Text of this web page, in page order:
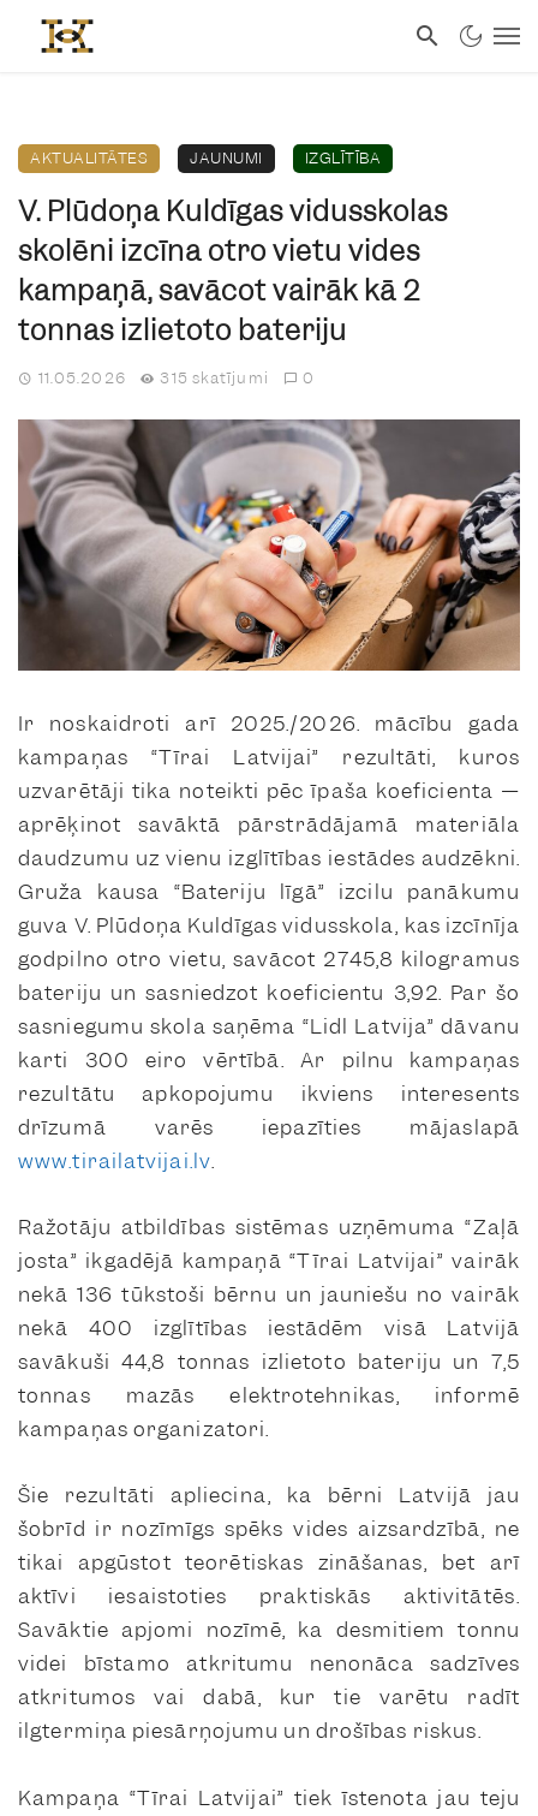
AKTUALITĀTES JAUNUMI IZGLĪTĪBA
V. Plūdoņa Kuldīgas vidusskolas
skolēni izcīna otro vietu vides
kampaņā, savācot vairāk kā 2
tonnas izlietoto bateriju
11.05.2026 315 skatījumi 0
Ir noskaidroti arī 2025./2026. mācību gada
kampaņas “Tīrai Latvijai” rezultāti, kuros
uzvarētāji tika noteikti pēc īpaša koeficienta —
aprēķinot savāktā pārstrādājamā materiāla
daudzumu uz vienu izglītības iestādes audzēkni.
Gruža kausa “Bateriju līgā” izcilu panākumu
guva V. Plūdoņa Kuldīgas vidusskola, kas izcīnīja
godpilno otro vietu, savācot 2745,8 kilogramus
bateriju un sasniedzot koeficientu 3,92. Par šo
sasniegumu skola saņēma “Lidl Latvija” dāvanu
karti 300 eiro vērtībā. Ar pilnu kampaņas
rezultātu apkopojumu ikviens interesents
drīzumā varēs iepazīties mājaslapā
www.tirailatvijai.lv.
Ražotāju atbildības sistēmas uzņēmuma “Zaļā
josta” ikgadējā kampaņā “Tīrai Latvijai” vairāk
nekā 136 tūkstoši bērnu un jauniešu no vairāk
nekā 400 izglītības iestādēm visā Latvijā
savākuši 44,8 tonnas izlietoto bateriju un 7,5
tonnas mazās elektrotehnikas, informē
kampaņas organizatori.
Šie rezultāti apliecina, ka bērni Latvijā jau
šobrīd ir nozīmīgs spēks vides aizsardzībā, ne
tikai apgūstot teorētiskas zināšanas, bet arī
aktīvi iesaistoties praktiskās aktivitātēs.
Savāktie apjomi nozīmē, ka desmitiem tonnu
videi bīstamo atkritumu nenonāca sadzīves
atkritumos vai dabā, kur tie varētu radīt
ilgtermiņa piesārņojumu un drošības riskus.
Kampaņa “Tīrai Latvijai” tiek īstenota jau teju